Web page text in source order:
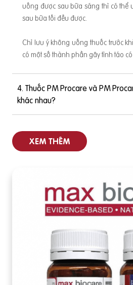
uống được sau bữa sáng thì có thể
sau bữa tối đều được.
Chỉ lưu ý không uống thuốc trước
có một số thành phần gây tỉnh táo
4. Thuốc PM Procare và PM
khác nhau?
XEM THÊM